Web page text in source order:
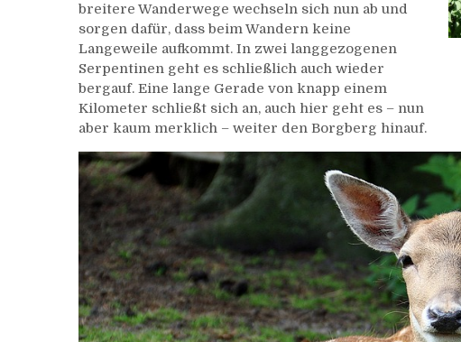
breitere Wanderwege wechseln sich nun ab und
sorgen dafür, dass beim Wandern keine
Langeweile aufkommt. In zwei langgezogenen
Serpentinen geht es schließlich auch wieder
bergauf. Eine lange Gerade von knapp einem
Kilometer schließt sich an, auch hier geht es – nun
aber kaum merklich – weiter den Borgberg hinauf.